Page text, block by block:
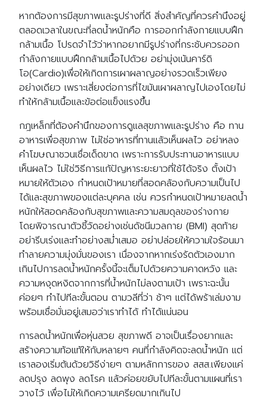
หากต้องการมีสุขภาพและรูปร่างที่ดี สิ่งสำคัญที่ควรคำนึงอยู่
ตลอดเวลาในขณะที่ลดน้ำหนักคือ การออกกำลังกายแบบฝึก
กล้ามเนื้อ โปรดจำไว้ว่าหากอยากมีรูปร่างที่กระชับควรออก
กำลังกายแบบฝึกกล้ามเนื้อไปด้วย อย่ามุ่งเน้นคาร์ดิ
โอ(Cardio)เพื่อให้เกิดการเผาผลาญอย่างรวดเร็วเพียง
อย่างเดียว เพราะเสี่ยงต่อการที่ไขมันเผาผลาญไปเองโดยไม่
ทำให้กล้ามเนื้อและข้อต่อแข็งแรงขึ้น
กฎเหล็กที่ต้องคำนึกของการดูแลสุขภาพและรูปร่าง คือ ทาน
อาหารเพื่อสุขภาพ ไม่ใช่อาหารที่ทานแล้วเห็นผลไว อย่าหลง
คำโฆษณาชวนเชื่อเด็ดขาด เพราะการรับประทานอาหารแบบ
เห็นผลไว ไม่ใช่วิธีการแก้ปัญหาระยะยาวที่ใช้ได้จริง ตั้งเป้า
หมายให้ตัวเอง กำหนดเป้าหมายที่สอดคล้องกับความเป็นไป
ได้และสุขภาพของแต่ละบุคคล เช่น ควรกำหนดเป้าหมายลดน้ำ
หนักให้สอดคล้องกับสุขภาพและความสมดุลของร่างกาย
โดยพิจารณาตัวชี้วัดอย่างเช่นดัชนีมวลกาย (BMI) สุดท้าย
อย่ารีบเร่งและทำอย่างสม่ำเสมอ อย่าปล่อยให้ความใจร้อนมา
ทำลายความมุ่งมั่นของเรา เนื่องจากหากเร่งรัดตัวเองมาก
เกินไปการลดน้ำหนักครั้งนี้จะเต็มไปด้วยความคาดหวัง และ
ความหงุดหงิดจากการที่น้ำหนักไม่ลงตามเป้า เพราะฉะนั้น
ค่อยๆ ทำไปทีละขั้นตอน ตามวลีที่ว่า ช้าๆ แต่ได้พร้าเล่มงาม
พร้อมเชื่อมั่นอยู่เสมอว่าเราทำได้ ทำได้แน่นอน
การลดน้ำหนักเพื่อหุ่นสวย สุขภาพดี อาจเป็นเรื่องยากและ
สร้างความท้อแท้ให้กับหลายๆ คนที่กำลังคิดจะลดน้ำหนัก แต่
เราลองเริ่มต้นด้วยวิธีง่ายๆ ตามหลักการของ สสส.เพียงแค่
ลดปรุง ลดพุง ลดโรค แล้วค่อยขยับไปทีละขั้นตามแผนที่เรา
วางไว้ เพื่อไม่ให้เกิดความเครียดมากเกินไป